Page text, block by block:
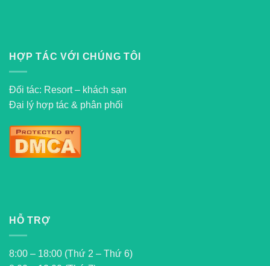
HỢP TÁC VỚI CHÚNG TÔI
Đối tác: Resort – khách sạn
Đại lý hợp tác & phân phối
HỖ TRỢ
8:00 – 18:00 (Thứ 2 – Thứ 6)